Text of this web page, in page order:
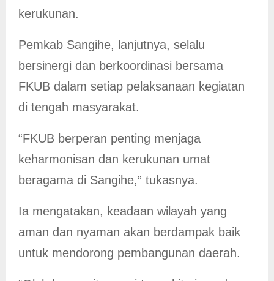
kerukunan.
Pemkab Sangihe, lanjutnya, selalu
bersinergi dan berkoordinasi bersama
FKUB dalam setiap pelaksanaan kegiatan
di tengah masyarakat.
“FKUB berperan penting menjaga
keharmonisan dan kerukunan umat
beragama di Sangihe,” tukasnya.
Ia mengatakan, keadaan wilayah yang
aman dan nyaman akan berdampak baik
untuk mendorong pembangunan daerah.